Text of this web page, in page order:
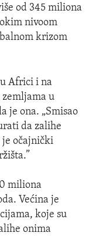
od 345 miliona
nivoom
krizom
u Africi i na
u
je ona. „Smisao
da zalihe
je očajnički
miliona
Većina je
koje su
onima